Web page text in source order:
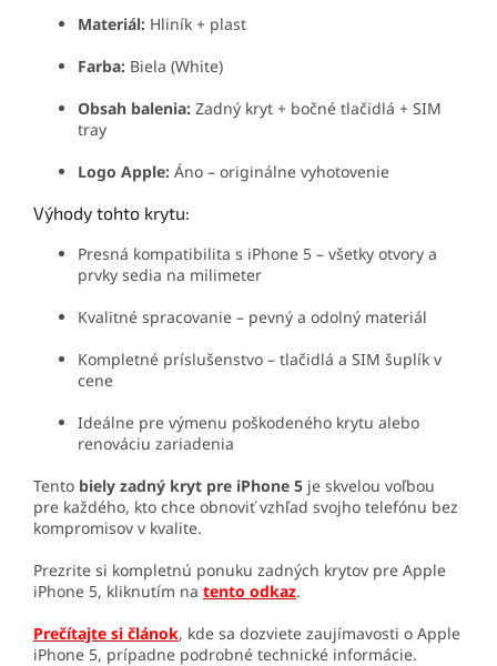
Materiál: Hliník + plast
Farba: Biela (White)
Obsah balenia: Zadný kryt + bočné tlačidlá + SIM
tray
Logo Apple: Áno – originálne vyhotovenie
Výhody tohto krytu:
Presná kompatibilita s iPhone 5 – všetky otvory a
prvky sedia na milimeter
Kvalitné spracovanie – pevný a odolný materiál
Kompletné príslušenstvo – tlačidlá a SIM šuplík v
cene
Ideálne pre výmenu poškodeného krytu alebo
renováciu zariadenia
Tento biely zadný kryt pre iPhone 5 je skvelou voľbou
pre každého, kto chce obnoviť vzhľad svojho telefónu bez
kompromisov v kvalite.
Prezrite si kompletnú ponuku zadných krytov pre Apple
iPhone 5, kliknutím na tento odkaz.
Prečítajte si článok, kde sa dozviete zaujímavosti o Apple
iPhone 5, prípadne podrobné technické informácie.